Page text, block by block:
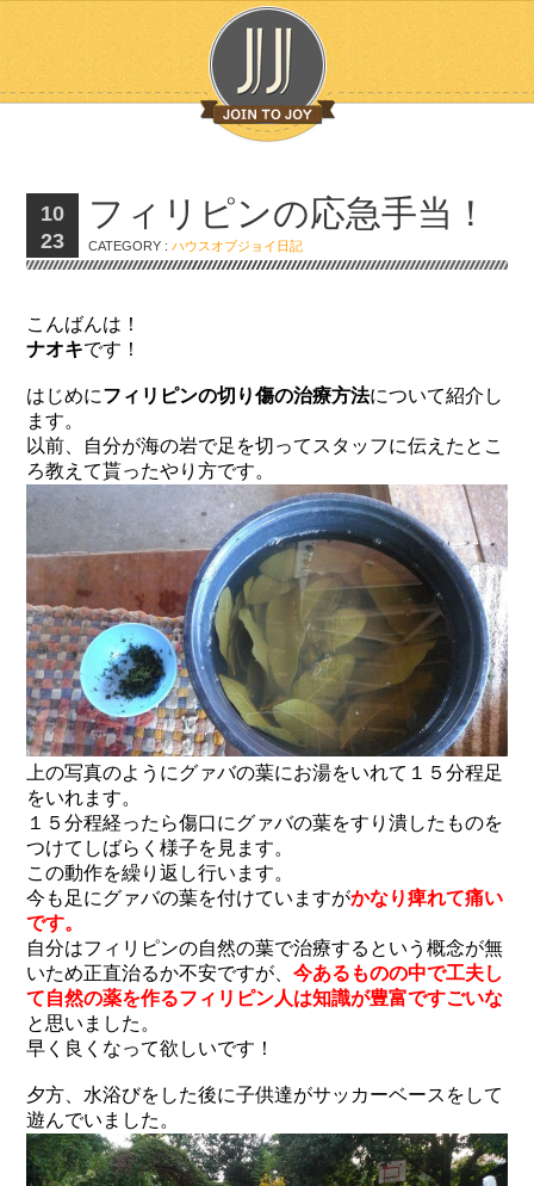
10
23
フィリピンの応急手当！
CATEGORY :ハウスオブジョイ日記
こんばんは！
ナオキです！
はじめにフィリピンの切り傷の治療方法について紹介し
ます。
以前、自分が海の岩で足を切ってスタッフに伝えたとこ
ろ教えて貰ったやり方です。
上の写真のようにグァバの葉にお湯をいれて１５分程足
をいれます。
１５分程経ったら傷口にグァバの葉をすり潰したものを
つけてしばらく様子を見ます。
この動作を繰り返し行います。
今も足にグァバの葉を付けていますがかなり痺れて痛い
です。
自分はフィリピンの自然の葉で治療するという概念が無
いため正直治るか不安ですが、今あるものの中で工夫し
て自然の薬を作るフィリピン人は知識が豊富ですごいな
と思いました。
早く良くなって欲しいです！
夕方、水浴びをした後に子供達がサッカーベースをして
遊んでいました。